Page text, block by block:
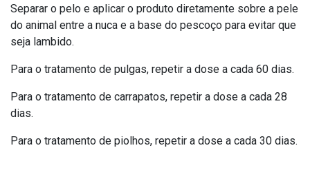
Separar o pelo e aplicar o produto diretamente sobre a pele
do animal entre a nuca e a base do pescoço para evitar que
seja lambido.
Para o tratamento de pulgas, repetir a dose a cada 60 dias.
Para o tratamento de carrapatos, repetir a dose a cada 28
dias.
Para o tratamento de piolhos, repetir a dose a cada 30 dias.